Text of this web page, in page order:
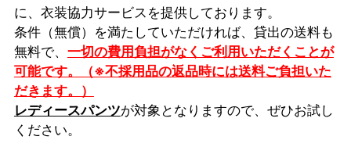
に、衣装協力サービスを提供しております。
条件（無償）を満たしていただければ、貸出の送料も
無料で、 一切の費用負担がなくご利用いただくことが
可能です。（※不採用品の返品時には送料ご負担いた
だきます。）
レディースパンツが対象となりますので、ぜひお試し
ください。